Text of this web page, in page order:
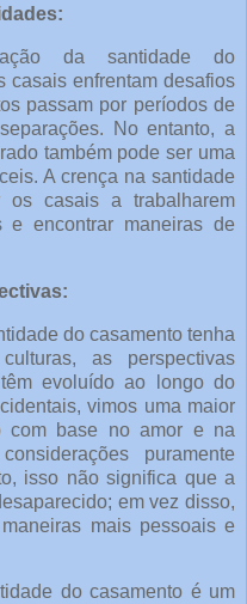
da santidade do
casais enfrentam desafios
passam por períodos de
No entanto, a
também pode ser uma
A crença na santidade
os casais a trabalharem
e encontrar maneiras de
do casamento tenha
as perspectivas
evoluído ao longo do
vimos uma maior
com base no amor e na
puramente
isso não significa que a
em vez disso,
mais pessoais e
do casamento é um